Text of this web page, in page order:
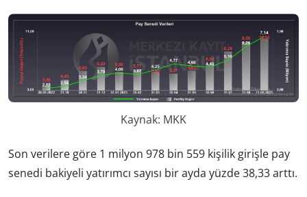
Kaynak: MKK
Son verilere göre 1 milyon 978 bin 559 kişilik girişle pay
senedi bakiyeli yatırımcı sayısı bir ayda yüzde 38,33 arttı.